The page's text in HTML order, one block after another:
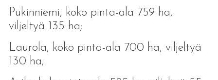
Pukinniemi, koko pinta-ala 759 ha,
viljeltyä 135 ha;
Laurola, koko pinta-ala 700 ha, viljeltyä
130 ha;